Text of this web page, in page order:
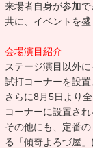
来場者自身が参加
共に、イベントを盛
会場演目紹介
ステージ演目以外
試打コーナーを設置
さらに8月5日より
コーナーに設置され
その他にも、定番
る「傾奇よろづ屋